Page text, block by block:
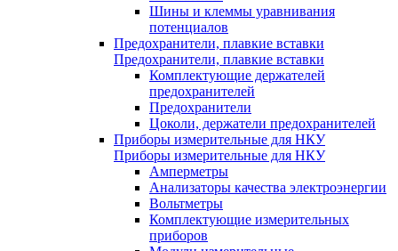
Шины и клеммы уравнивания
потенциалов
Предохранители, плавкие вставки
Предохранители, плавкие вставки
Комплектующие держателей
предохранителей
Предохранители
Цоколи, держатели предохранителей
Приборы измерительные для НКУ
Приборы измерительные для НКУ
Амперметры
Анализаторы качества электроэнергии
Вольтметры
Комплектующие измерительных
приборов